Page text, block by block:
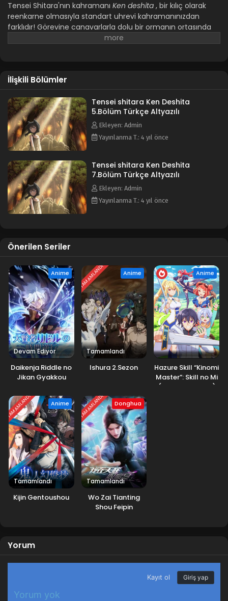
Tensei Shitara'nın kahramanı Ken deshita , bir kılıç olarak
reenkarne olmasıyla standart uhrevi kahramanınızdan
farklıdır! Görevine canavarlarla dolu bir ormanın ortasında
yumurtlayarak başlarken, canını kurtarmak için çılgınca
katlanarak ağır bir geçmişe sahiptir. Kahraman geçmiş
ona "Shishou" adını verir ve onun sahibi olur. Bundan sonra,
Shishou ve Fran zorlu bir ekip haline gelirler, ezilenleri
özgürleştirme ve adaleti sağlama görevlerine başlarlar!
İlişkili Bölümler
Tensei shitara Ken Deshita
5.Bölüm Türkçe Altyazılı
Ekleyen: Admin
Yayınlanma T.: 4 yıl önce
Tensei shitara Ken Deshita
7.Bölüm Türkçe Altyazılı
Ekleyen: Admin
Yayınlanma T.: 4 yıl önce
Önerilen Seriler
Anime
Devam Ediyor
Daikenja Riddle no
Jikan Gyakkou
TAMAMLANDI Anime
Tamamlandı
Ishura 2.Sezon
Anime
Hazure Skill “Kinomi
Master”: Skill no Mi
(Tabetara Shinu)
TAMAMLANDI Anime
Tamamlandı
Kijin Gentoushou
TAMAMLANDI Donghua
Tamamlandı
Wo Zai Tianting
Shou Feipin
Yorum